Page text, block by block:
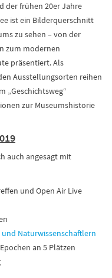
der frühen 20er Jahre
ist ein Bilderquerschnitt
zu sehen – von der
zum modernen
präsentiert. Als
Ausstellungsorten reihen
„Geschichtsweg“
zur Museumshistorie
auch angesagt mit
und Open Air Live
Naturwissenschaftlern
an 5 Plätzen